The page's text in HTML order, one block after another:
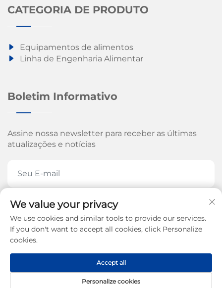
CATEGORIA DE PRODUTO
Equipamentos de alimentos
Linha de Engenharia Alimentar
Boletim Informativo
Assine nossa newsletter para receber as últimas
atualizações e notícias
ASSINE AGORA
Direitos autorais © 2026 pela Jinan Arrow Machinery
Co., Ltd. - Política de Privacidade
We value your privacy
We use cookies and similar tools to provide our services.
If you don't want to accept all cookies, click Personalize
cookies.
Personalize cookies
Accept all